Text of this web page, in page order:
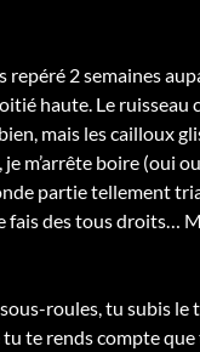
repéré 2 semaines
haute. Le ruisseau
mais les cailloux
m’arrête boire (oui
partie tellement
fais des tous droits…
roules, tu subis le
te rends compte que